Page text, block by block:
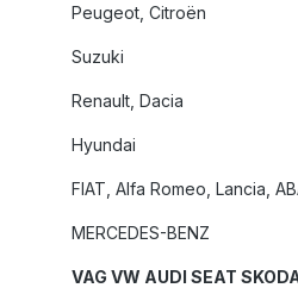
Peugeot, Citroën
Suzuki
Renault, Dacia
Hyundai
FIAT, Alfa Romeo, Lancia,
MERCEDES-BENZ
VAG VW AUDI SEAT